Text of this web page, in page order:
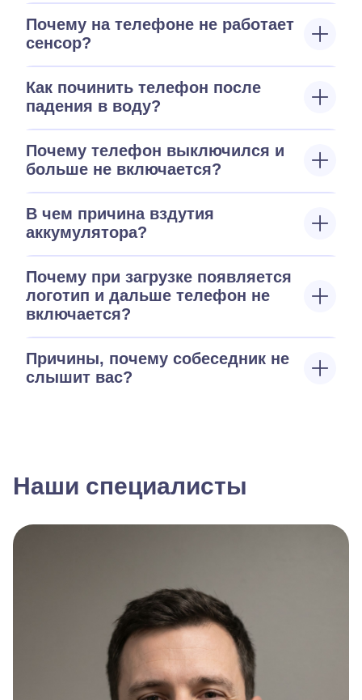
Почему на телефоне не работает
сенсор?
Как починить телефон после
падения в воду?
Почему телефон выключился и
больше не включается?
В чем причина вздутия
аккумулятора?
Почему при загрузке появляется
логотип и дальше телефон не
включается?
Причины, почему собеседник не
слышит вас?
Наши специалисты